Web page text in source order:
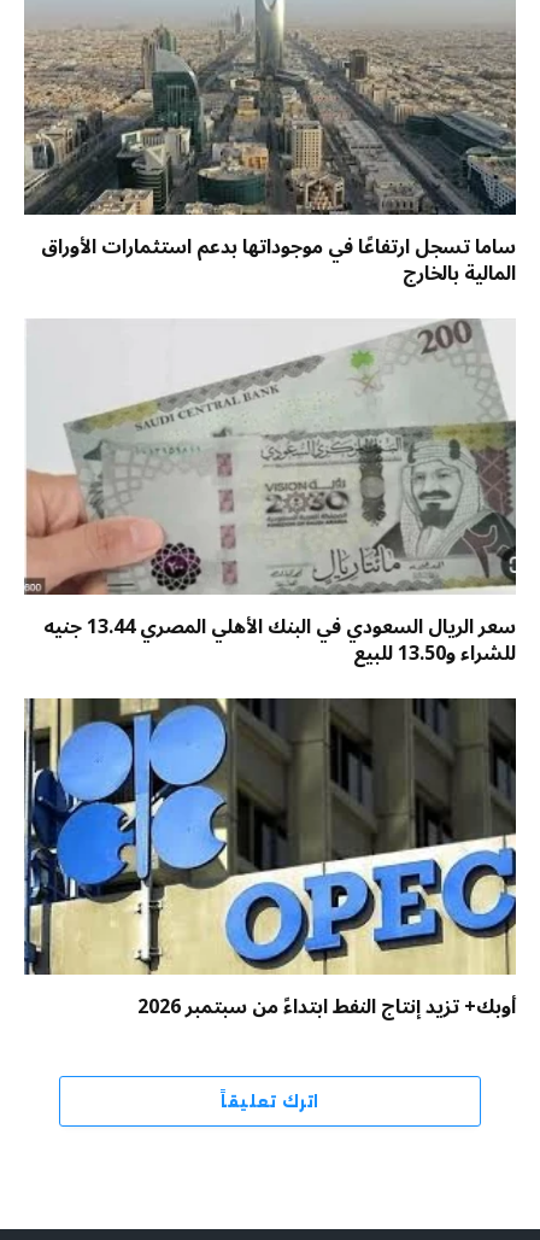
ساما تسجل ارتفاعًا في موجوداتها بدعم استثمارات الأوراق
المالية بالخارج
سعر الريال السعودي في البنك الأهلي المصري 13.44 جنيه
للشراء و13.50 للبيع
أوبك+ تزيد إنتاج النفط ابتداءً من سبتمبر 2026
اترك تعليقاً